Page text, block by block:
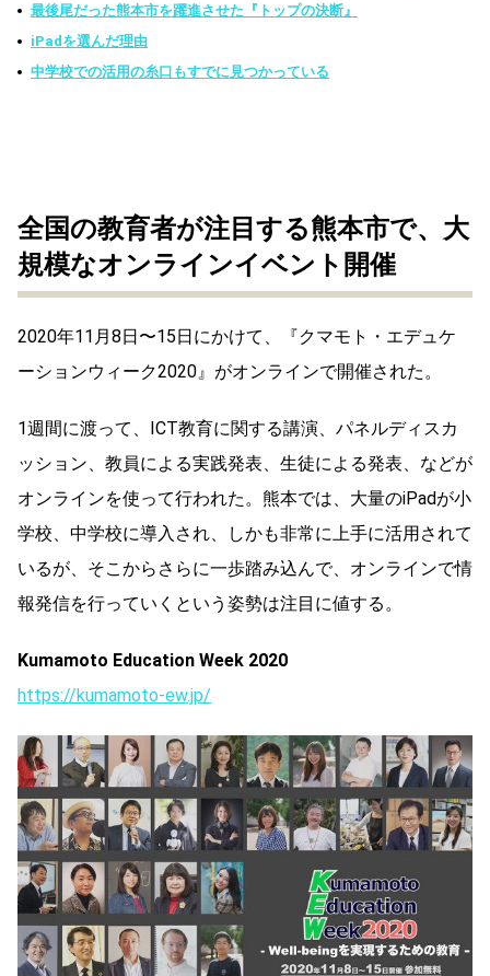
最後尾だった熊本市を躍進させた『トップの決断』
iPadを選んだ理由
中学校での活用の糸口もすでに見つかっている
全国の教育者が注目する熊本市で、大
規模なオンラインイベント開催
2020年11月8日〜15日にかけて、『クマモト・エデュケ
ーションウィーク2020』がオンラインで開催された。
1週間に渡って、ICT教育に関する講演、パネルディスカ
ッション、教員による実践発表、生徒による発表、などが
オンラインを使って行われた。熊本では、大量のiPadが小
学校、中学校に導入され、しかも非常に上手に活用されて
いるが、そこからさらに一歩踏み込んで、オンラインで情
報発信を行っていくという姿勢は注目に値する。
Kumamoto Education Week 2020
https://kumamoto-ew.jp/